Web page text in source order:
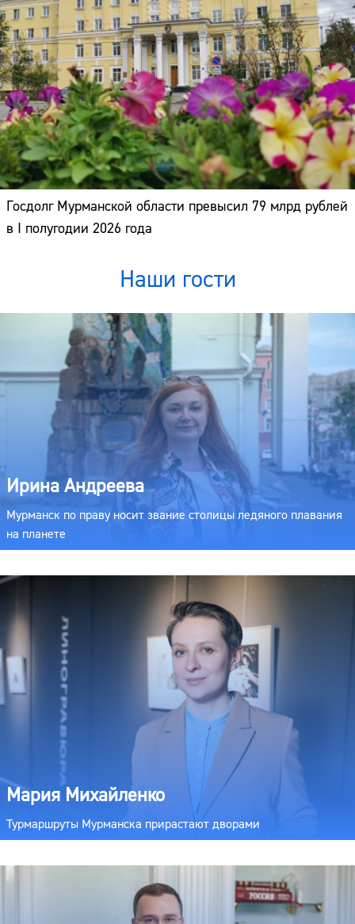
Госдолг Мурманской области превысил 79 млрд рублей
в I полугодии 2026 года
Наши гости
Ирина Андреева
Мурманск по праву носит звание столицы ледяного плавания
на планете
Мария Михайленко
Турмаршруты Мурманска прирастают дворами